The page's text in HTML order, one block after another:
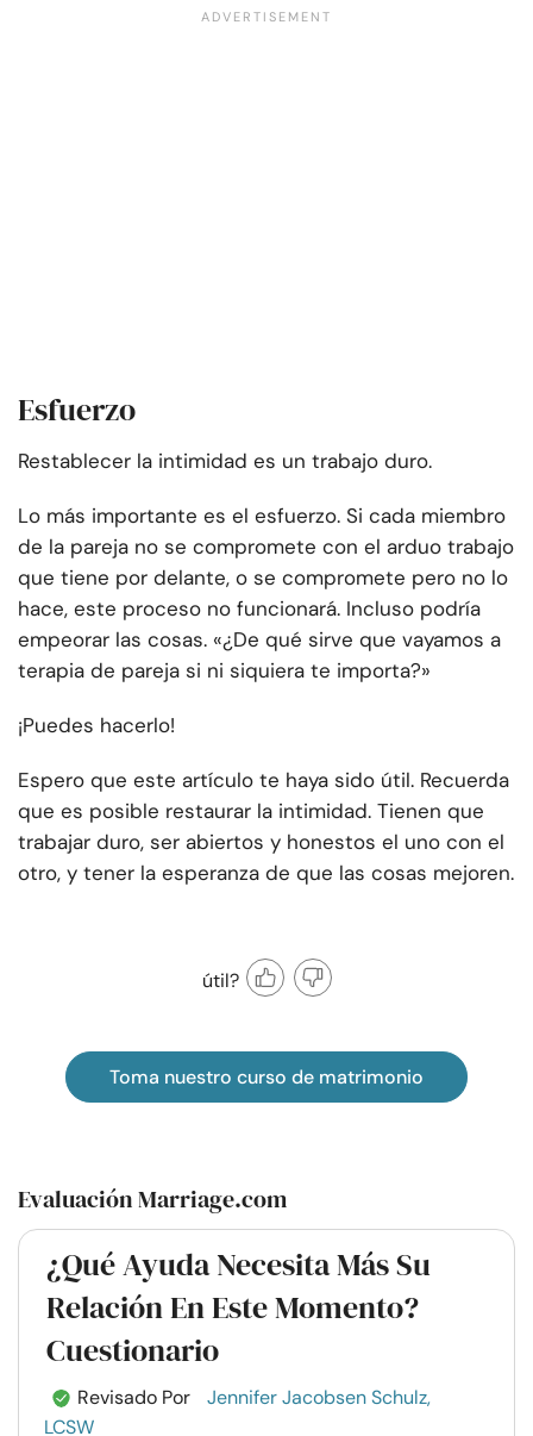
Esfuerzo
Restablecer la intimidad es un trabajo duro.
Lo más importante es el esfuerzo. Si cada miembro
de la pareja no se compromete con el arduo trabajo
que tiene por delante, o se compromete pero no lo
hace, este proceso no funcionará. Incluso podría
empeorar las cosas. «¿De qué sirve que vayamos a
terapia de pareja si ni siquiera te importa?»
¡Puedes hacerlo!
Espero que este artículo te haya sido útil. Recuerda
que es posible restaurar la intimidad. Tienen que
trabajar duro, ser abiertos y honestos el uno con el
otro, y tener la esperanza de que las cosas mejoren.
útil?
Toma nuestro curso de matrimonio
Evaluación Marriage.com
¿Qué Ayuda Necesita Más Su
Relación En Este Momento?
Cuestionario
Revisado Por
Jennifer Jacobsen Schulz,
LCSW